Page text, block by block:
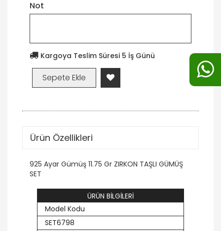
Not
Kargoya Teslim Süresi 5 İş Günü
Ürün Özellikleri
925 Ayar Gümüş 11.75 Gr ZIRKON TAŞLI GÜMÜŞ
SET
ÜRÜN BİLGİLERİ
Model Kodu
SET6798